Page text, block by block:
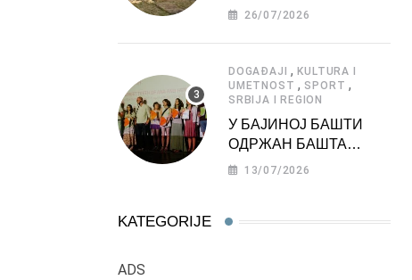
ЗАДУЖБИНЕ
26/07/2026
DOGAĐAJI ,KULTURA I
UMETNOST , SPORT ,
SRBIJA I REGION
У БАЈИНОЈ БАШТИ
ОДРЖАН БАШТА
ФЕСТ 2026
13/07/2026
KATEGORIJE
ADS